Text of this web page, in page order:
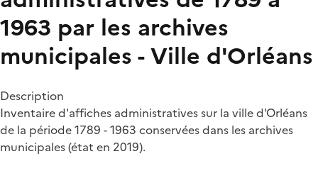
1963 par les archives
municipales - Ville d'Orléans
Description
Inventaire d'affiches administratives sur la ville d'Orléans
de la période 1789 - 1963 conservées dans les archives
municipales (état en 2019).